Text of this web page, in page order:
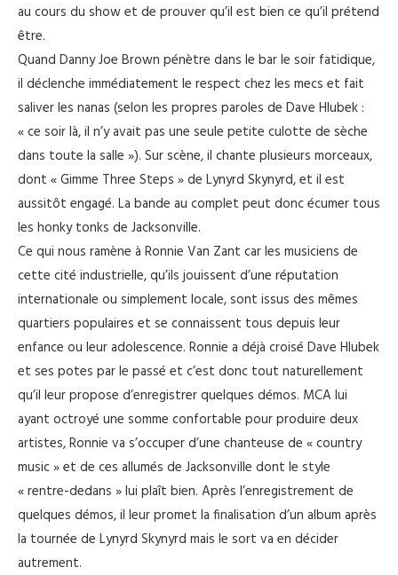
au cours du show et de prouver qu’il est bien ce qu’il prétend
être.
Quand Danny Joe Brown pénètre dans le bar le soir fatidique,
il déclenche immédiatement le respect chez les mecs et fait
saliver les nanas (selon les propres paroles de Dave Hlubek :
« ce soir là, il n’y avait pas une seule petite culotte de sèche
dans toute la salle »). Sur scène, il chante plusieurs morceaux,
dont « Gimme Three Steps » de Lynyrd Skynyrd, et il est
aussitôt engagé. La bande au complet peut donc écumer tous
les honky tonks de Jacksonville.
Ce qui nous ramène à Ronnie Van Zant car les musiciens de
cette cité industrielle, qu’ils jouissent d’une réputation
internationale ou simplement locale, sont issus des mêmes
quartiers populaires et se connaissent tous depuis leur
enfance ou leur adolescence. Ronnie a déjà croisé Dave Hlubek
et ses potes par le passé et c’est donc tout naturellement
qu’il leur propose d’enregistrer quelques démos. MCA lui
ayant octroyé une somme confortable pour produire deux
artistes, Ronnie va s’occuper d’une chanteuse de « country
music » et de ces allumés de Jacksonville dont le style
« rentre-dedans » lui plaît bien. Après l’enregistrement de
quelques démos, il leur promet la finalisation d’un album après
la tournée de Lynyrd Skynyrd mais le sort va en décider
autrement.